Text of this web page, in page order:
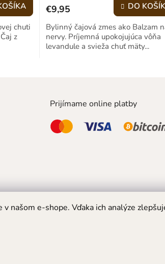
našom e-shope. Vďaka ich analýze
chuti
z
produktu
4,5
z
5
€9,95 DO
Bylinný čajová zmes ako Balzam
nervy. Príjemná upokojujúca vôňa
levandule a svieža chuť mäty...
Prijímame online platby